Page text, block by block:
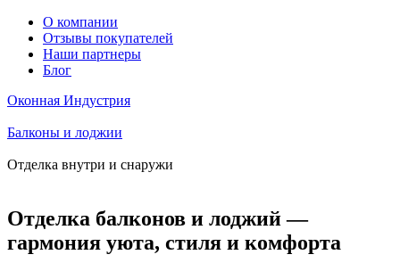
О компании
Отзывы покупателей
Наши партнеры
Блог
Оконная Индустрия
Балконы и лоджии
Отделка внутри и снаружи
Отделка балконов и лоджий —
гармония уюта, стиля и комфорта